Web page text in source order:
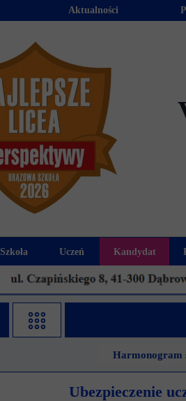
Harmonogram
Ubezpieczenie
Szkoła
Historia szkoły
Patron szkoły
Misja szkoły
Rada Szkoły
Uczeń
Kalendarz roku szkolnego
Egzaminy i sprawdziany
Samorząd Szkolny
Kandydat
Sprawdzian
Aktualności